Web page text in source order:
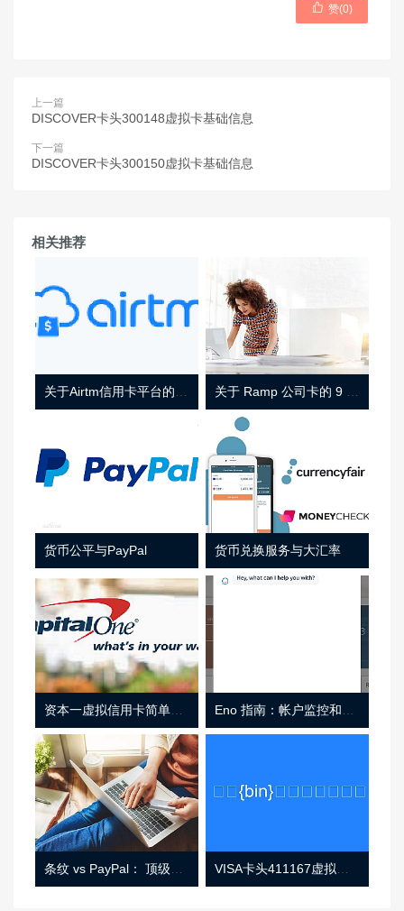
 赞(0)
上一篇
DISCOVER卡头300148虚拟卡基础信息
下一篇
DISCOVER卡头300150虚拟卡基础信息
相关推荐
货币公平与PayPal 货币兑换服务与大汇率
资本一虚拟信用卡简单介绍
条纹 vs PayPal： 顶级功能， 定价 （和更多！ VISA卡头411167虚拟卡基础信息